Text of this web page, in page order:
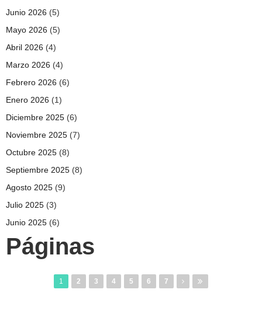
Junio 2026 (5)
Mayo 2026 (5)
Abril 2026 (4)
Marzo 2026 (4)
Febrero 2026 (6)
Enero 2026 (1)
Diciembre 2025 (6)
Noviembre 2025 (7)
Octubre 2025 (8)
Septiembre 2025 (8)
Agosto 2025 (9)
Julio 2025 (3)
Junio 2025 (6)
Páginas
1 2 3 4 5 6 7